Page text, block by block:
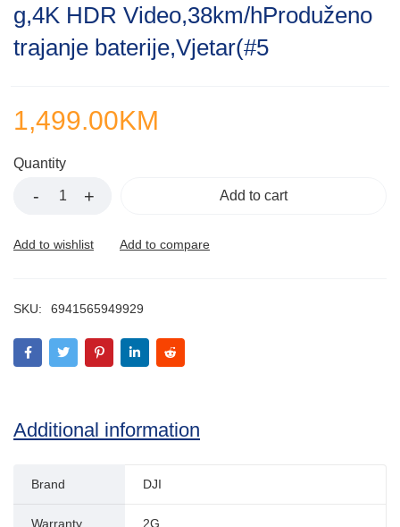
of
5
g,4K HDR Video,38km/hProduženo
trajanje baterije,Vjetar(#5
1,499.00KM
Quantity
Add to cart
SKU: 6941565949929
Additional information
Brand DJI
Warranty 2G